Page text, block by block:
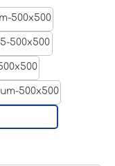
RAL 9006